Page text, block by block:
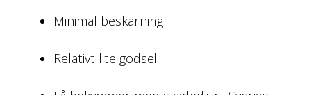
Minimal beskärning
Relativt lite gödsel